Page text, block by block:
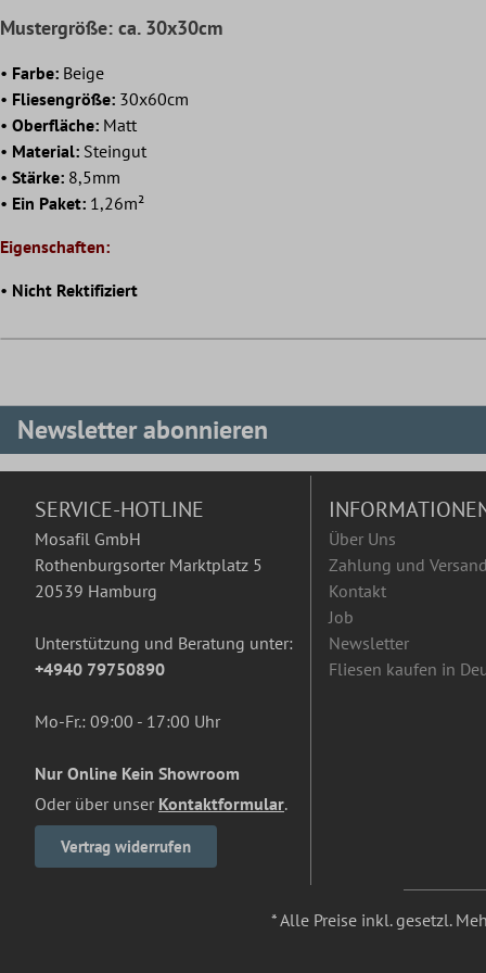
Mustergröße: ca. 30x30cm
• Farbe: Beige
• Fliesengröße: 30x60cm
• Oberfläche: Matt
• Material: Steingut
• Stärke: 8,5mm
• Ein Paket: 1,26m²
Eigenschaften:
• Nicht Rektifiziert
Newsletter abonnieren
SERVICE-HOTLINE
Mosafil GmbH
Rothenburgsorter Marktplatz 5
20539 Hamburg
Unterstützung und Beratung unter:
+4940 79750890
Mo-Fr.: 09:00 - 17:00 Uhr
Nur Online Kein Showroom
Oder über unser Kontaktformular.
Vertrag widerrufen
Über Uns
Zahlung und Versand
Kontakt
Job
Newsletter
Fliesen kaufen in
* Alle Preise inkl. gesetzl.